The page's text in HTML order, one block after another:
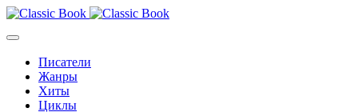
Писатели
Жанры
Хиты
Циклы